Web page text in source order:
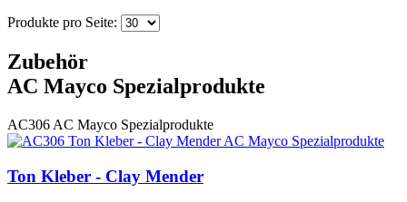
Produkte pro Seite:
Zubehör
AC Mayco Spezialprodukte
AC306 AC Mayco Spezialprodukte
Ton Kleber - Clay Mender